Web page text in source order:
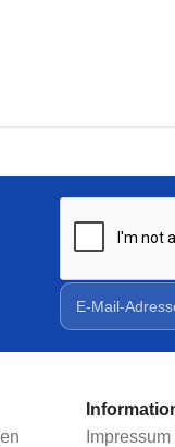
Impressum